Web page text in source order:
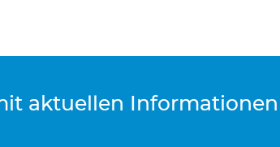
aktuellen Informationen